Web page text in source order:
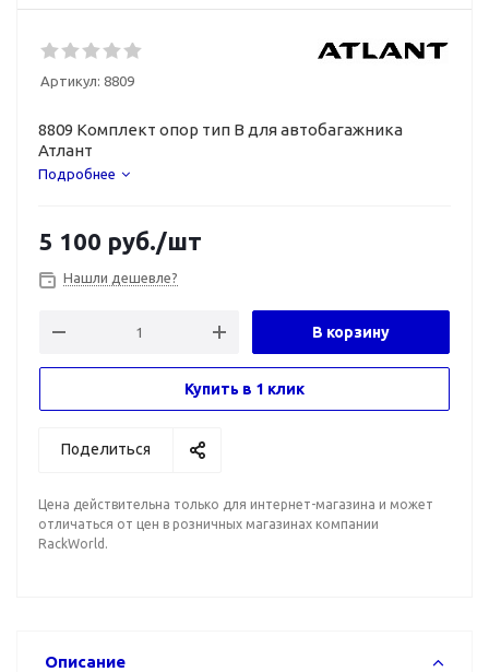
Артикул: 8809
8809 Комплект опор тип B для автобагажника
Атлант
Подробнее
5 100 руб./шт
Нашли дешевле?
В корзину
Купить в 1 клик
Поделиться
Цена действительна только для интернет-магазина и может
отличаться от цен в розничных магазинах компании
RackWorld.
Описание